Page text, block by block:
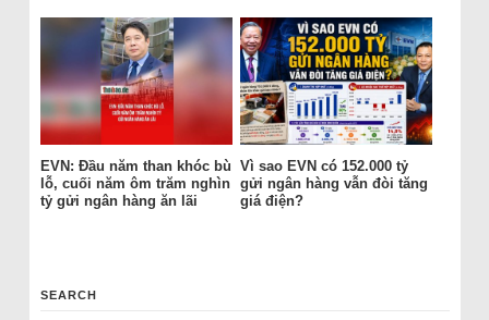
EVN: Đầu năm than khóc bù
lỗ, cuối năm ôm trăm nghìn
tỷ gửi ngân hàng ăn lãi
Vì sao EVN có 152.000 tỷ
gửi ngân hàng vẫn đòi tăng
giá điện?
SEARCH